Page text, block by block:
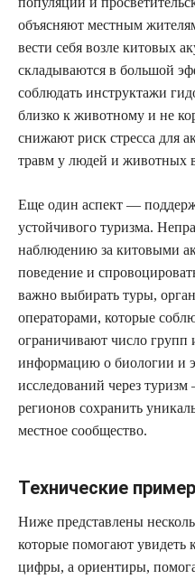
объясняют местным
вести себя возле китовых
складываются в большой
соблюдать инструктажи
близко к животному и не
снижают риск стресса для
травм у людей и животных
Еще один аспект —
устойчивого туризма.
наблюдению за китовыми
поведение и
важно выбирать туры,
операторами, которые
ограничивают число групп
информацию о биологии и
исследований через
регионов сохранить
местное сообщество.
Технические
Ниже представлены
которые помогают увидеть
цифры, а ориентиры,